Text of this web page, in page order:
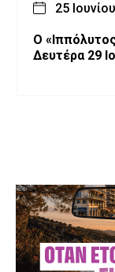
25
Ο
Δευτέρα 29